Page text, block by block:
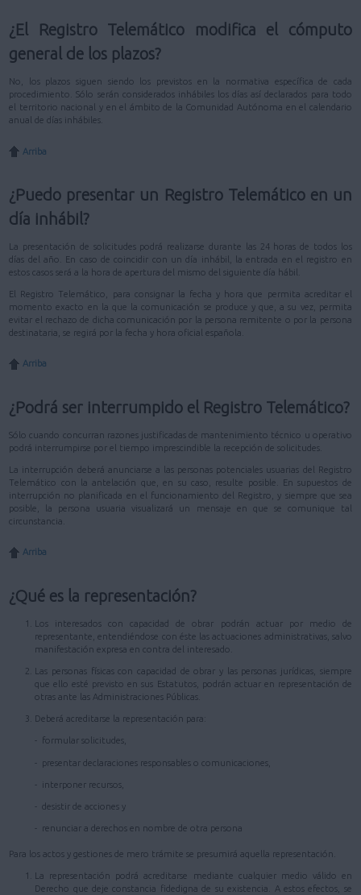
¿El Registro Telemático modifica el cómputo
general de los plazos?
No, los plazos siguen siendo los previstos en la normativa específica de cada
procedimiento. Sólo serán considerados inhábiles los días así declarados para todo
el territorio nacional y en el ámbito de la Comunidad Autónoma en el calendario
anual de días inhábiles.
Arriba
¿Puedo presentar un Registro Telemático en un
día inhábil?
La presentación de solicitudes podrá realizarse durante las 24 horas de todos los
días del año. En caso de coincidir con un día inhábil, la entrada en el registro en
estos casos será a la hora de apertura del mismo del siguiente día hábil.
El Registro Telemático, para consignar la fecha y hora que permita acreditar el
momento exacto en la que la comunicación se produce y que, a su vez, permita
evitar el rechazo de dicha comunicación por la persona remitente o por la persona
destinataria, se regirá por la fecha y hora oficial española.
Arriba
¿Podrá ser interrumpido el Registro Telemático?
Sólo cuando concurran razones justificadas de mantenimiento técnico u operativo
podrá interrumpirse por el tiempo imprescindible la recepción de solicitudes.
La interrupción deberá anunciarse a las personas potenciales usuarias del Registro
Telemático con la antelación que, en su caso, resulte posible. En supuestos de
interrupción no planificada en el funcionamiento del Registro, y siempre que sea
posible, la persona usuaria visualizará un mensaje en que se comunique tal
circunstancia.
Arriba
¿Qué es la representación?
Los interesados con capacidad de obrar podrán actuar por medio de
representante, entendiéndose con éste las actuaciones administrativas, salvo
manifestación expresa en contra del interesado.
Las personas físicas con capacidad de obrar y las personas jurídicas, siempre
que ello esté previsto en sus Estatutos, podrán actuar en representación de
otras ante las Administraciones Públicas.
Deberá acreditarse la representación para:
- formular solicitudes,
- presentar declaraciones responsables o comunicaciones,
- interponer recursos,
- desistir de acciones y
- renunciar a derechos en nombre de otra persona
Para los actos y gestiones de mero trámite se presumirá aquella representación.
La representación podrá acreditarse mediante cualquier medio válido en
Derecho que deje constancia fidedigna de su existencia. A estos efectos, se